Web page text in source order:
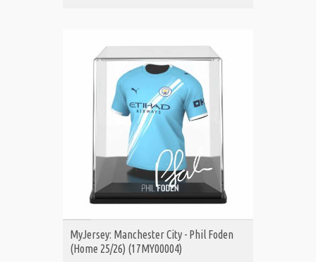
ΑΓΟΡΑ
MyJersey: Manchester City - Phil Foden
(Home 25/26) (17MY00004)